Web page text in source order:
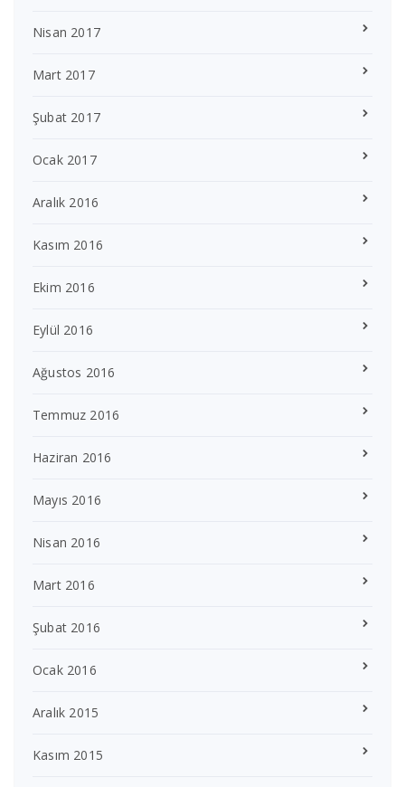
Nisan 2017
Mart 2017
Şubat 2017
Ocak 2017
Aralık 2016
Kasım 2016
Ekim 2016
Eylül 2016
Ağustos 2016
Temmuz 2016
Haziran 2016
Mayıs 2016
Nisan 2016
Mart 2016
Şubat 2016
Ocak 2016
Aralık 2015
Kasım 2015